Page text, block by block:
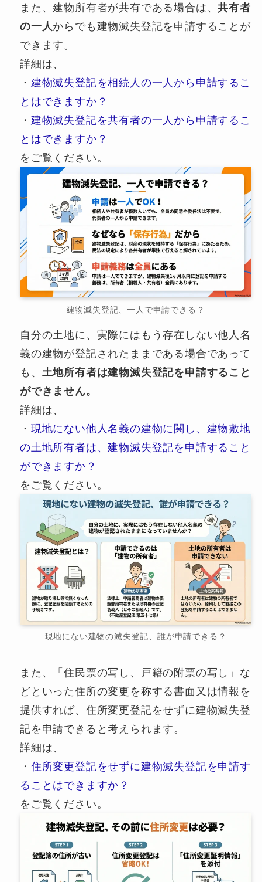
また、建物所有者が共有である場合は、共有者
の一人からでも建物滅失登記を申請することが
できます。
詳細は、
・ 建物滅失登記を相続人の一人から申請するこ
とはできますか？
・ 建物滅失登記を共有者の一人から申請するこ
とはできますか？
をご覧ください。
建物滅失登記、一人で申請できる？
自分の土地に、実際にはもう存在しない他人名
義の建物が登記されたままである場合であって
も、 土地所有者は建物滅失登記を申請すること
ができません。
詳細は、
・ 現地にない他人名義の建物に関し、建物敷地
の土地所有者は、建物滅失登記を申請すること
ができますか？
をご覧ください。
現地にない建物の滅失登記、誰が申請できる？
また、「住民票の写し、戸籍の附票の写し」な
どといった住所の変更を称する書面又は情報を
提供すれば、住所変更登記をせずに建物滅失登
記を申請できると考えられます。
詳細は、
・ 住所変更登記をせずに建物滅失登記を申請す
ることはできますか？
をご覧ください。